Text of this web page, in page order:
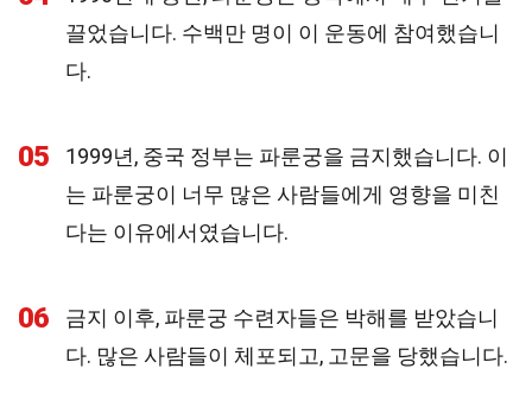
끌었습니다. 수백만 명이 이 운동에 참여했습니
다.
05
1999년, 중국 정부는 파룬궁을 금지했습니다. 이
는 파룬궁이 너무 많은 사람들에게 영향을 미친
다는 이유에서였습니다.
06
금지 이후, 파룬궁 수련자들은 박해를 받았습니
다. 많은 사람들이 체포되고, 고문을 당했습니다.